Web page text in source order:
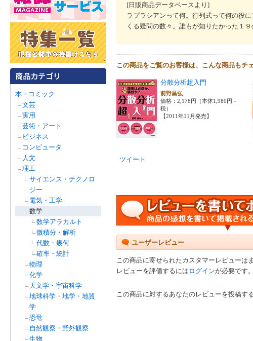
本・コミック
文芸
実用
芸術・アート
ビジネス
コンピュータ
人文
理工
サイエンス・テクノロ
ジー
電気・工学
数学
数学アラカルト
微積分・解析
代数・幾何
確率・統計
物理
化学
天文学・宇宙科学
地球科学・地学・地質
学
恐竜
自然観察・野外観察
生物
[日販商品データベースより]
ラプラシアンって何。行列式って何の役
くる疑問の数々。誰もが知りたかった１
この商品をご覧のお客様は、こんな商品もチ
分散分析超入門
前野昌弘
価格：2,178円（本体1,980円＋
税）
【2011年11月発売】
ツイート
ユーザーレビュー
この商品に寄せられたカスタマーレビューは
レビューを評価するには ログインが必要です。
この商品に対するあなたのレビューを投稿す